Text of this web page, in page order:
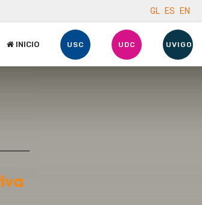
GL ES EN
INICIO USC UDC UVIGO